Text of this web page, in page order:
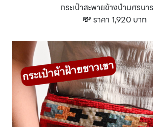
กระเป๋าสะพายข้างป่านศรน
💸 ราคา 1,920 บาท